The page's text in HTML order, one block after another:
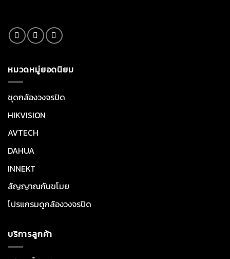
หมวดหมู่ยอดนิยม
ชุดกล้องวงจรปิด
HIKVISION
AVTECH
DAHUA
INNEKT
สัญญาณกันขโมย
โปรแกรมดูกล้องวงจรปิด
บริการลูกค้า